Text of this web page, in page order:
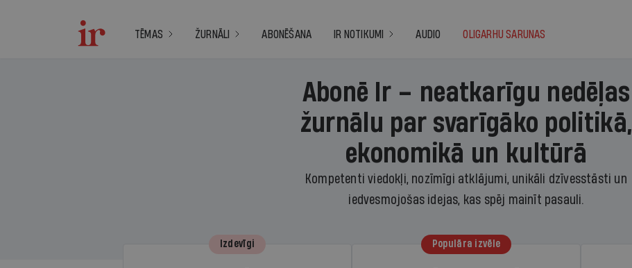
TĒMAS ŽURNĀLI ABONĒŠANA IR NOTIKUMI AUDIO OLIGARHU SARUNAS
Abonē Ir – neatkarīgu nedēļas
žurnālu par svarīgāko politikā,
ekonomikā un kultūrā
Kompetenti viedokļi, nozīmīgi atklājumi, unikāli dzīvesstāsti un
iedvesmojošas idejas, kas spēj mainīt pasauli.
Izdevīgi Populāra izvēle